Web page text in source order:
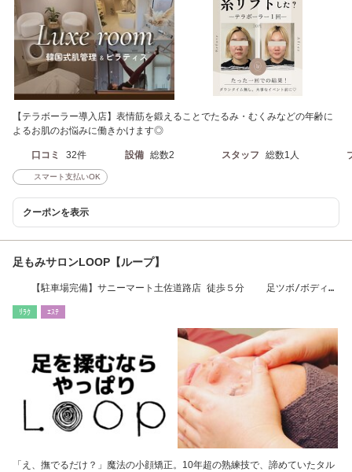
【テラボーラー導入店】表情筋を鍛えることでたるみ・むくみなどの年齢に
よるお肌のお悩みに働きかけます◎
口コミ 32件 設備 総数2 スタッフ 総数1人
スマート支払いOK
クーポンを表示
足もみサロンLOOP【ループ】
【駐車場完備】サニーマート土佐道路店 徒歩５分 足ツボ/ボディケ
ﾘﾗｸ ｴｽﾃ
「え、撫でるだけ？」魔法の小顔矯正。10年超の熟練技で、諦めていたタル